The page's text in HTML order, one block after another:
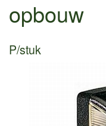
opbouw
P/stuk